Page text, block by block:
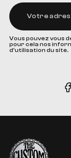
Vous pouvez vous
pour cela nos
d'utilisation du site.
The Custom